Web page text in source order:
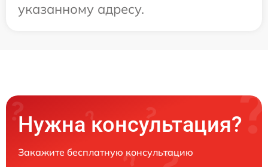
указанному адресу.
Нужна консультация?
Закажите бесплатную консультацию